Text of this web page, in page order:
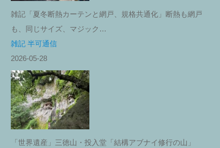
雑記「夏冬断熱カーテンと網戸、規格共通化」断熱も網戸
も、同じサイズ、マジック…
雑記 半可通信
2026-05-28
「世界遺産」三徳山・投入堂「結構アブナイ修行の山」